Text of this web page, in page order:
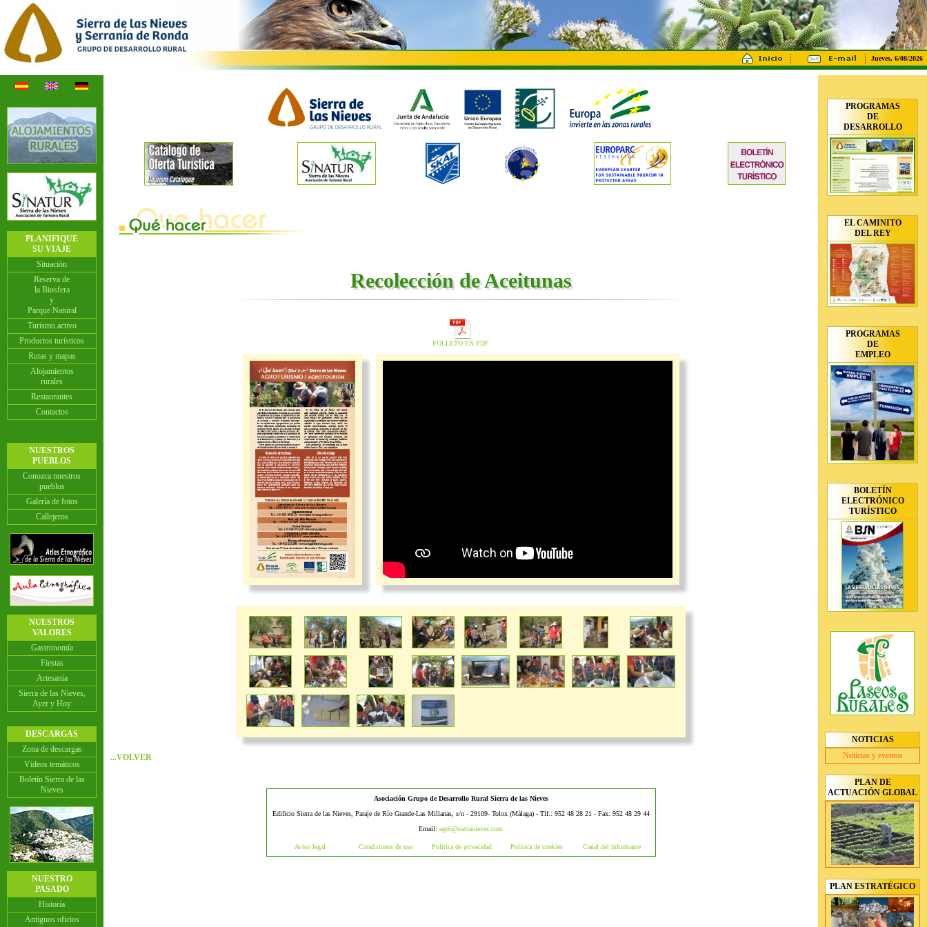
Jueves, 6/08/2026
PLANIFIQUE
SU VIAJE
Situación
Reserva de
la Biosfera
y
Parque Natural
Turismo activo
Productos turísticos
Rutas y mapas
Alojamientos
rurales
Restaurantes
Contactos
NUESTROS
PUEBLOS
Conozca nuestros
pueblos
Galería de fotos
Callejeros
NUESTROS
VALORES
Gastronomía
Fiestas
Artesanía
Sierra de las Nieves,
Ayer y Hoy
DESCARGAS
Zona de descargas
Vídeos temáticos
Boletín Sierra de las
Nieves
NUESTRO
PASADO
Historia
Antiguos oficios
Recolección de Aceitunas
FOLLETO EN PDF
...VOLVER
Asociación Grupo de Desarrollo Rural Sierra de las Nieves
Edificio Sierra de las Nieves, Paraje de Río Grande-Las Millanas, s/n - 29109- Tolox (Málaga) - Tlf.: 952 48 28 21 - Fax: 952 48 29 44
Email: agdr@sierranieves.com
Aviso legal Condiciones de uso Política de privacidad Política de cookies Canal del Informante
PROGRAMAS
DE
DESARROLLO
EL CAMINITO
DEL REY
PROGRAMAS
DE
EMPLEO
BOLETÍN
ELECTRÓNICO
TURÍSTICO
NOTICIAS
Noticias y eventos
PLAN DE
ACTUACIÓN GLOBAL
PLAN ESTRATÉGICO